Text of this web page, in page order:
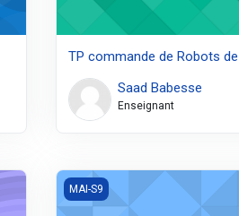
TP commande de Robots
Saad Babesse
Enseignant
FPGA et programmation VHDL
MAI-S9